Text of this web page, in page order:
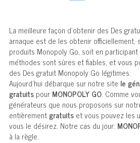
La meilleure façon d'obtenir des Des
arnaque est de les obtenir officiellement,
produits Monopoly Go, soit en
méthodes sont sûres et fiables, et vous
des Des gratuit Monopoly Go légitimes.
Aujourd’hui débarque sur notre site le
gratuitspour MONOPOLY GO. Comme
générateurs que nous proposons sur
entièrement gratuitset vous pouvez les
vous le désirez. Notre cas du jour:
à la règle.